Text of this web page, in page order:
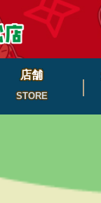
店舗
STORE